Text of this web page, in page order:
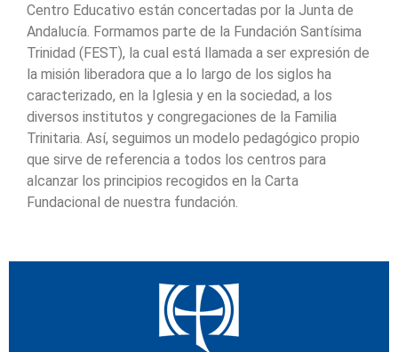
Centro Educativo están concertadas por la Junta de
Andalucía. Formamos parte de la Fundación Santísima
Trinidad (FEST), la cual está llamada a ser expresión de
la misión liberadora que a lo largo de los siglos ha
caracterizado, en la Iglesia y en la sociedad, a los
diversos institutos y congregaciones de la Familia
Trinitaria. Así, seguimos un modelo pedagógico propio
que sirve de referencia a todos los centros para
alcanzar los principios recogidos en la Carta
Fundacional de nuestra fundación.